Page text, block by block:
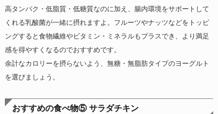
高タンパク・低脂質・低糖質なのに加え、腸内環境をサポートして
くれる乳酸菌が一緒に摂れますよ。フルーツやナッツなどをトッピ
ングすると食物繊維やビタミン・ミネラルもプラスでき、より満足
感を得やすくなるのでおすすめです。
余計なカロリーを摂らないよう、無糖・無脂肪タイプのヨーグルト
を選びましょう。
おすすめの食べ物⑤ サラダチキン